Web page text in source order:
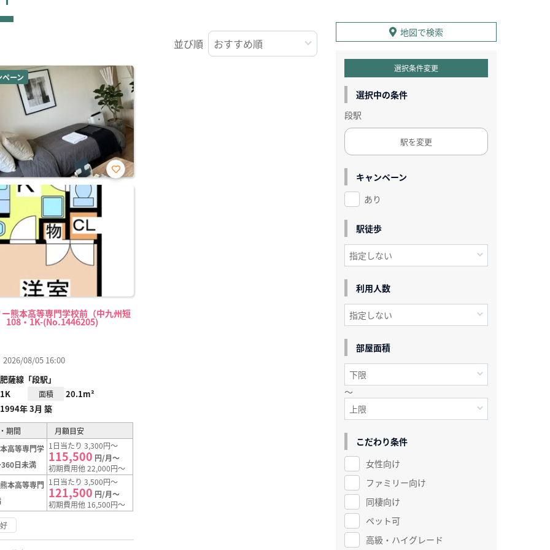
並び順
ーン
熊本高等専門学校前（中九州短
108・1K-(No.1446205)
お気
2026/08/05 16:00
肥薩線「段駅」
1K
面積
20.1m²
1994年 3月 築
期間
月額目安
高等専門学
日未満
1日当たり 3,300円～
115,500 円/月～
初期費用他 22,000円～
本高等専門 1日当たり 3,500円～
121,500 円/月～
初期費用他 16,500円～
地図で検索
選択条件変更
選択中の条件
段駅
駅を変更
キャンペーン
あり
駅徒歩
利用人数
部屋面積
～
こだわり条件
女性向け
ファミリー向け
同棲向け
ペット可
高級・ハイグレード